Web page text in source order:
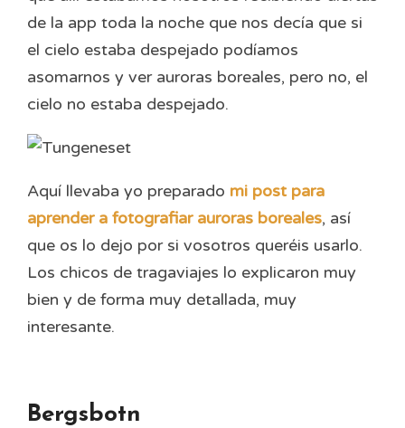
de la app toda la noche que nos decía que si
el cielo estaba despejado podíamos
asomarnos y ver auroras boreales, pero no, el
cielo no estaba despejado.
Aquí llevaba yo preparado mi post para
aprender a fotografiar auroras boreales, así
que os lo dejo por si vosotros queréis usarlo.
Los chicos de tragaviajes lo explicaron muy
bien y de forma muy detallada, muy
interesante.
Bergsbotn